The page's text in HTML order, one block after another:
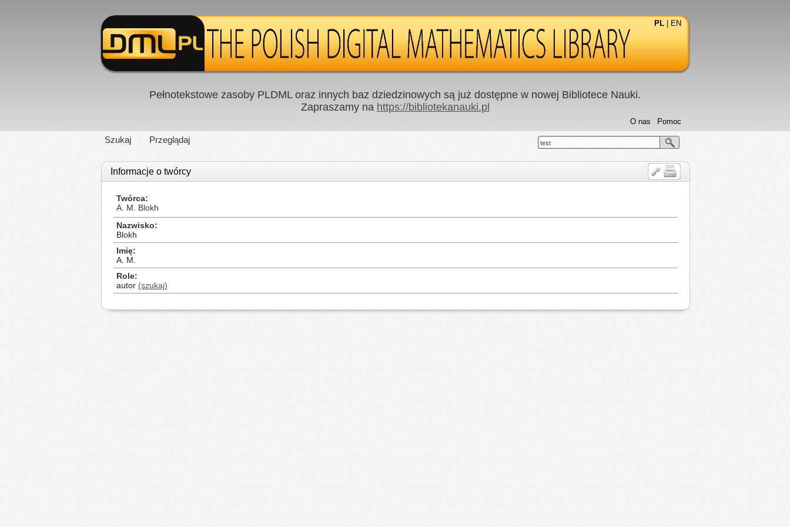
PL EN
Pełnotekstowe zasoby PLDML oraz innych baz dziedzinowych są już dostępne w nowej Bibliotece Nauki.
Zapraszamy na https://bibliotekanauki.pl
Szukaj Przeglądaj
Pomoc
O nas
test
Informacje o twórcy
Twórca
A. M. Blokh
Nazwisko
Blokh
Imię
A. M.
Role
autor (szukaj)